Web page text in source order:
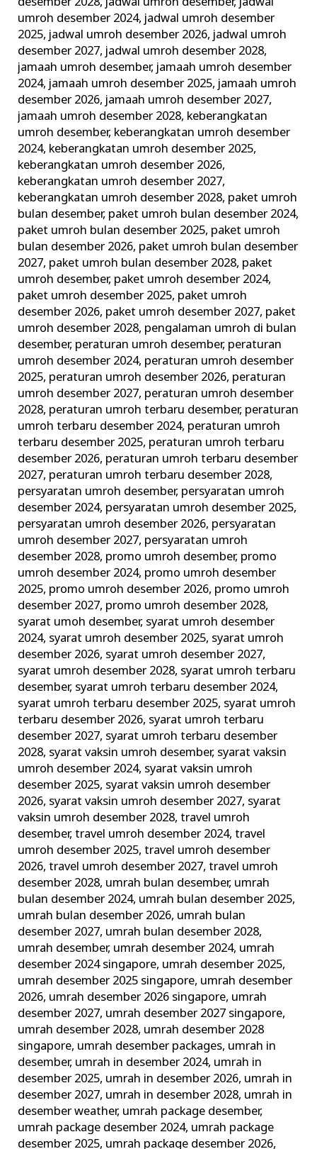
umroh desember 2024, jadwal umroh desember
2025, jadwal umroh desember 2026, jadwal umroh
desember 2027, jadwal umroh desember 2028,
jamaah umroh desember, jamaah umroh desember
2024, jamaah umroh desember 2025, jamaah umroh
desember 2026, jamaah umroh desember 2027,
jamaah umroh desember 2028, keberangkatan
umroh desember, keberangkatan umroh desember
2024, keberangkatan umroh desember 2025,
keberangkatan umroh desember 2026,
keberangkatan umroh desember 2027,
keberangkatan umroh desember 2028, paket umroh
bulan desember, paket umroh bulan desember 2024,
paket umroh bulan desember 2025, paket umroh
bulan desember 2026, paket umroh bulan desember
2027, paket umroh bulan desember 2028, paket
umroh desember, paket umroh desember 2024,
paket umroh desember 2025, paket umroh
desember 2026, paket umroh desember 2027, paket
umroh desember 2028, pengalaman umroh di bulan
desember, peraturan umroh desember, peraturan
umroh desember 2024, peraturan umroh desember
2025, peraturan umroh desember 2026, peraturan
umroh desember 2027, peraturan umroh desember
2028, peraturan umroh terbaru desember, peraturan
umroh terbaru desember 2024, peraturan umroh
terbaru desember 2025, peraturan umroh terbaru
desember 2026, peraturan umroh terbaru desember
2027, peraturan umroh terbaru desember 2028,
persyaratan umroh desember, persyaratan umroh
desember 2024, persyaratan umroh desember 2025,
persyaratan umroh desember 2026, persyaratan
umroh desember 2027, persyaratan umroh
desember 2028, promo umroh desember, promo
umroh desember 2024, promo umroh desember
2025, promo umroh desember 2026, promo umroh
desember 2027, promo umroh desember 2028,
syarat umoh desember, syarat umroh desember
2024, syarat umroh desember 2025, syarat umroh
desember 2026, syarat umroh desember 2027,
syarat umroh desember 2028, syarat umroh terbaru
desember, syarat umroh terbaru desember 2024,
syarat umroh terbaru desember 2025, syarat umroh
terbaru desember 2026, syarat umroh terbaru
desember 2027, syarat umroh terbaru desember
2028, syarat vaksin umroh desember, syarat vaksin
umroh desember 2024, syarat vaksin umroh
desember 2025, syarat vaksin umroh desember
2026, syarat vaksin umroh desember 2027, syarat
vaksin umroh desember 2028,travel umroh
desember,travel umroh desember 2024,travel
umroh desember 2025,travel umroh desember
2026,travel umroh desember 2027,travel umroh
desember 2028, umrah bulan desember, umrah
bulan desember 2024, umrah bulan desember 2025,
umrah bulan desember 2026, umrah bulan
desember 2027, umrah bulan desember 2028,
umrah desember, umrah desember 2024, umrah
desember 2024 singapore, umrah desember 2025,
umrah desember 2025 singapore, umrah desember
2026, umrah desember 2026 singapore, umrah
desember 2027, umrah desember 2027 singapore,
umrah desember 2028, umrah desember 2028
singapore, umrah desember packages, umrah in
desember, umrah in desember 2024, umrah in
desember 2025, umrah in desember 2026, umrah in
desember 2027, umrah in desember 2028, umrah in
desember weather, umrah package desember,
umrah package desember 2024, umrah package
desember 2025, umrah package desember 2026,